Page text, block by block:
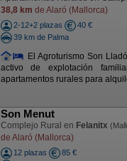
38,8 km de Alaró (Mallorca)
2-12+2 plazas
40 €
39 km de Palma
El Agroturismo Son
activo de explotación
apartamentos rurales para
Son Menut
Complejo Rural en Felanitx
de Alaró (Mallorca)
12 plazas
85 €